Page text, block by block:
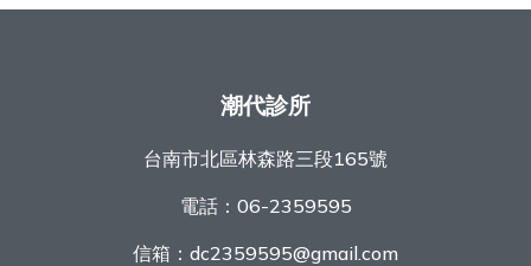
潮代診所
台南市北區林森路三段165號
電話： 06-2359595
信箱： dc2359595@gmail.com